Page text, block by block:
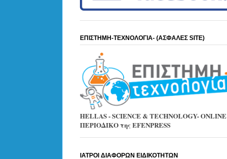
ΕΠΙΣΤΗΜΗ-ΤΕΧΝΟΛΟΓΙΑ- (ΑΣΦΑΛΕΣ SITE)
HELLAS - SCIENCE & TECHNOLOGY- ONLINE
ΠΕΡΙΟΔΙΚΟ της EFENPRESS
ΙΑΤΡΟΙ ΔΙΑΦΟΡΩΝ ΕΙΔΙΚΟΤΗΤΩΝ